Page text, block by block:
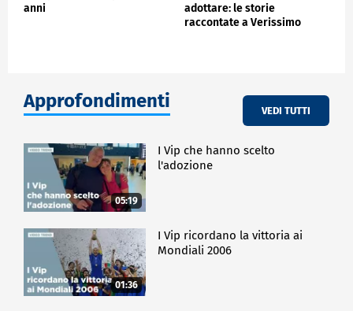
anni
adottare: le storie
raccontate a Verissimo
Approfondimenti VEDI TUTTI
05:19
I Vip che hanno scelto
l'adozione
01:36
I Vip ricordano la vittoria ai
Mondiali 2006